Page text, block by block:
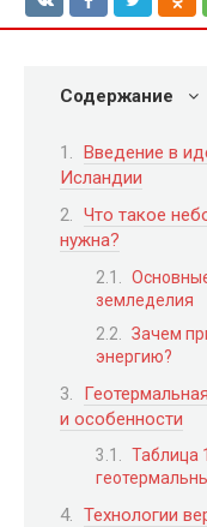
Содержание
Введение в
Исландии
Что такое
нужна?
земледелия
Зачем
энергию?
и особенности
Таблица
Технологии